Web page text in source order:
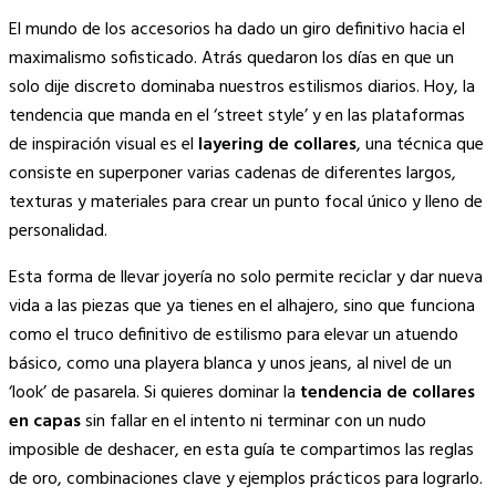
Copy
Link
El mundo de los accesorios ha dado un giro definitivo hacia el
maximalismo sofisticado. Atrás quedaron los días en que un
solo dije discreto dominaba nuestros estilismos diarios. Hoy, la
tendencia que manda en el ‘street style’ y en las plataformas
de inspiración visual es el layering de collares, una técnica que
consiste en superponer varias cadenas de diferentes largos,
texturas y materiales para crear un punto focal único y lleno de
personalidad.
Esta forma de llevar joyería no solo permite reciclar y dar nueva
vida a las piezas que ya tienes en el alhajero, sino que funciona
como el truco definitivo de estilismo para elevar un atuendo
básico, como una playera blanca y unos jeans, al nivel de un
‘look’ de pasarela. Si quieres dominar la tendencia de collares
en capassin fallar en el intento ni terminar con un nudo
imposible de deshacer, en esta guía te compartimos las reglas
de oro, combinaciones clave y ejemplos prácticos para lograrlo.